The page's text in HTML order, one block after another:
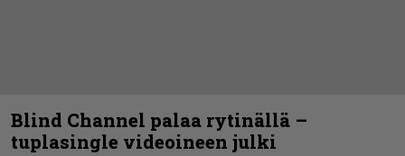
Blind Channel palaa rytinällä –
tuplasingle videoineen julki